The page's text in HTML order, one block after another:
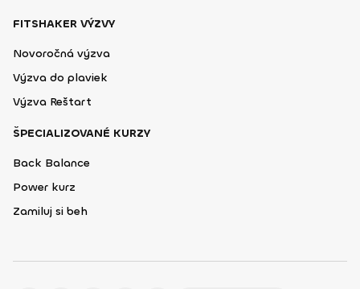
FITSHAKER VÝZVY
Novoročná výzva
Výzva do plaviek
Výzva Reštart
ŠPECIALIZOVANÉ KURZY
Back Balance
Power kurz
Zamiluj si beh